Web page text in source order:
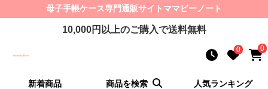
母子手帳ケース専門通販サイト ママビーノート
10,000円以上のご購入で送料無料
0 0
新着商品 商品を検索 人気ランキング